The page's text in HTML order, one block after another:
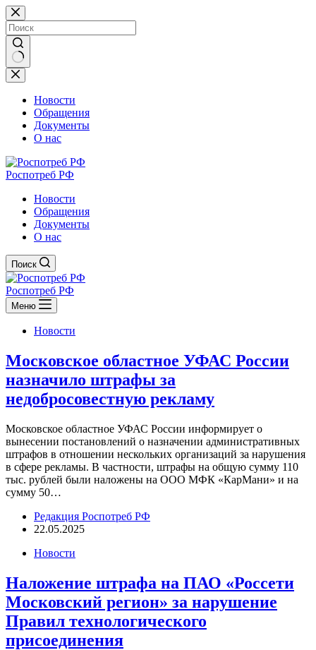
Перейти
к
сути
Ничего
не
найденоНовости
Обращения
Документы
О нас
Роспотреб РФ
Новости
Обращения
Документы
О нас
Поиск
Роспотреб РФ
Меню
Новости
Московское областное УФАС России
назначило штрафы за
недобросовестную рекламу
Московское областное УФАС России информирует о
вынесении постановлений о назначении административных
штрафов в отношении нескольких организаций за нарушения
в сфере рекламы. В частности, штрафы на общую сумму 110
тыс. рублей были наложены на ООО МФК «КарМани» и на
сумму 50…
Редакция Роспотреб РФ
22.05.2025
Новости
Наложение штрафа на ПАО «Россети
Московский регион» за нарушение
Правил технологического
присоединения